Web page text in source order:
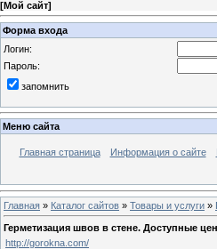
[Мой сайт]
Форма входа
Логин:
Пароль:
запомнить
Меню сайта
Главная страница Информация о сайте
Главная » Каталог сайтов » Товары и услуги »
Герметизация швов в стене. Доступные
http://gorokna.com/